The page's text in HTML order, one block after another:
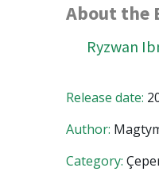
About the
Ryzwan
Release date:
Author:
Category: